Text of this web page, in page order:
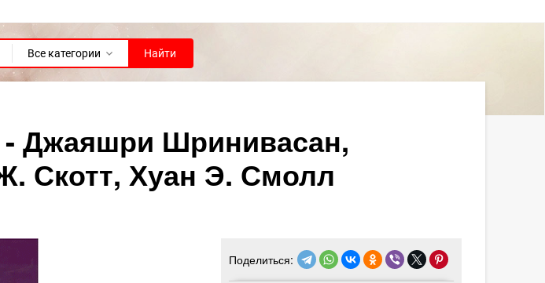
Все категории Найти
- Джаяшри Шринивасан,
Скотт, Хуан Э. Смолл
Поделиться: